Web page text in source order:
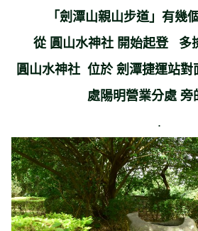
「劍潭山親山步道」有幾
從 圓山水神社 開始起登 多
圓山水神社 位於 劍潭捷運站
處陽明營業分處 旁
.